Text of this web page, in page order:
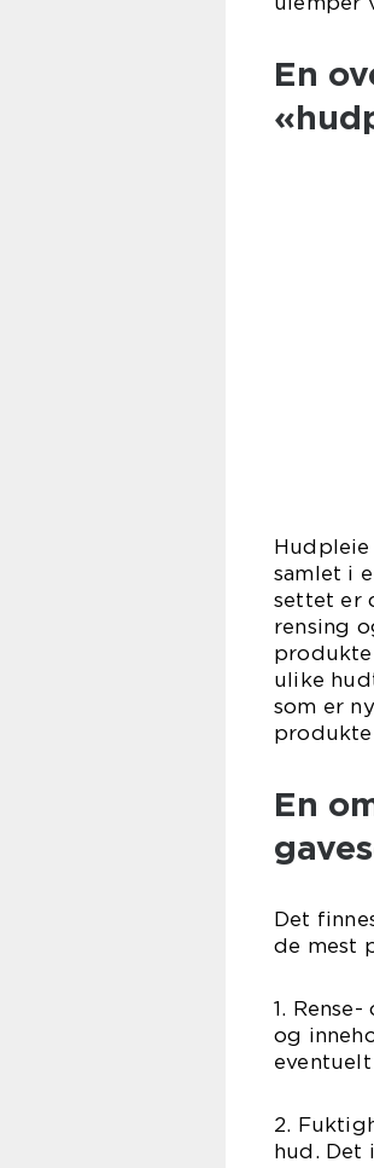
En
samlet i
settet er
rensing
ulike
som er
En
Det
de mest
1.
og
2.
hud. Det